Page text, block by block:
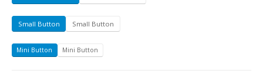
Small Button Small Button
Mini Button Mini Button